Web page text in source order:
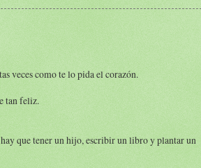
veces como te lo pida el corazón.
tan feliz.
que tener un hijo, escribir un libro y plantar un